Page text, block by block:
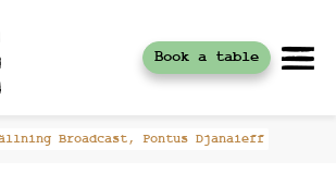
Book a table
Broadcast, Pontus Djanaieff